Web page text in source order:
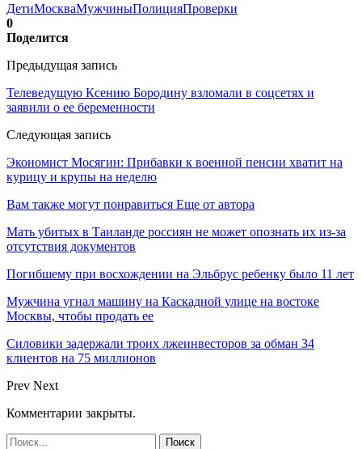
ДетиМоскваМужчиныПолицияПроверки
0
Поделится
Предыдущая запись
Телеведущую Ксению Бородину взломали в соцсетях и
заявили о ее беременности
Следующая запись
Экономист Мосягин: Прибавки к военной пенсии хватит на
курицу и крупы на неделю
Вам также могут понравиться Еще от автора
Мать убитых в Таиланде россиян не может опознать их из-за
отсутствия документов
Погибшему при восхождении на Эльбрус ребенку было 11 лет
Мужчина угнал машину на Каскадной улице на востоке
Москвы, чтобы продать ее
Силовики задержали троих лжеинвесторов за обман 34
клиентов на 75 миллионов
Prev Next
Комментарии закрыты.